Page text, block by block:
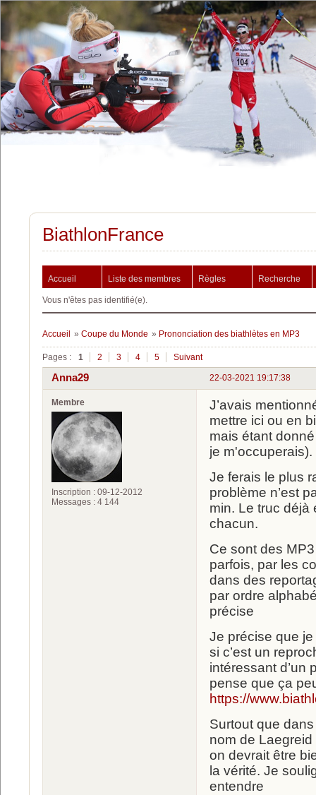
BiathlonFrance
Accueil Liste des membres Règles Recherche
Vous n'êtes pas identifié(e).
Accueil » Coupe du Monde » Prononciation des biathlètes en MP3
Pages : 1 2 3 4 5 Suivant
22-03-2021 19:17:38
Anna29
Membre
Inscription : 09-12-2012
Messages : 4 144
J’avais
mettre ici ou en
mais étant
je m'occuperais).
Je ferais le plus
problème n’est
min. Le truc déjà
chacun.
Ce sont des
parfois, par les
dans des
par ordre
précise
Je précise que
si c’est un
intéressant d’un
pense que ça
https://
Surtout que
nom de
on devrait être
la vérité. Je
entendre